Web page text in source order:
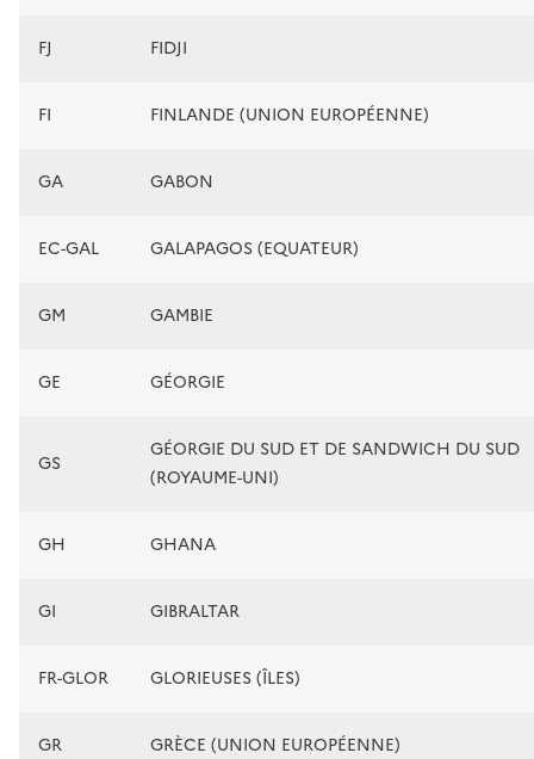
FJ FIDJI
FI FINLANDE (UNION EUROPÉENNE)
GA GABON
EC-GAL GALAPAGOS (EQUATEUR)
GM GAMBIE
GE GÉORGIE
GS
GÉORGIE DU SUD ET DE SANDWICH DU SUD
(ROYAUME-UNI)
GH GHANA
GI GIBRALTAR
FR-GLOR GLORIEUSES (ÎLES)
GR GRÈCE (UNION EUROPÉENNE)